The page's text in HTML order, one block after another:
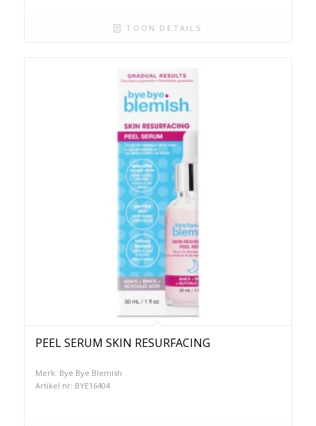
TOON DETAILS
PEEL SERUM SKIN RESURFACING
Merk: Bye Bye Blemish
Artikel nr: BYE16404